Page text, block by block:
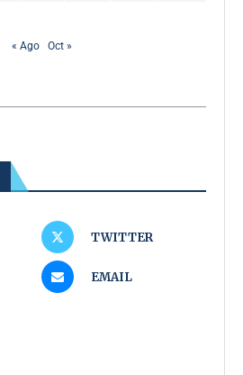
« Ago Oct »
TWITTER
EMAIL